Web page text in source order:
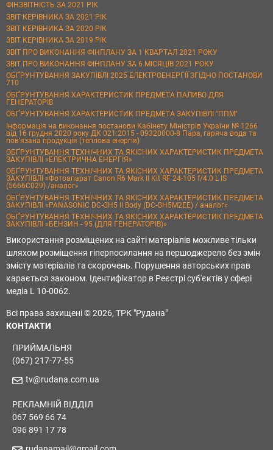
ФІНЗВІТНІСТЬ ЗА 2021 РІК
ЗВІТ КЕРІВНИКА ЗА 2021 РІК
ЗВІТ КЕРІВНИКА ЗА 2020 РІК
ЗВІТ КЕРІВНИКА ЗА 2019 РІК
ЗВІТ ПРО ВИКОНАННЯ ФІНПЛАНУ ЗА 1 КВАРТАЛ 2021 РОКУ
ЗВІТ ПРО ВИКОНАННЯ ФІНПЛАНУ ЗА 6 МІСЯЦІВ 2021 РОКУ
ОБҐРУНТУВАННЯ ЗАКУПІВЛІ 2025 ЕЛЕКТРОЕНЕРГІЇ ЗГІДНО ПОСТАНОВИ
710
ОБҐРУНТУВАННЯ ХАРАКТЕРИСТИК ПРЕДМЕТА ПАЛИВО ДЛЯ
ГЕНЕРАТОРІВ
ОБҐРУНТУВАННЯ ХАРАКТЕРИСТИК ПРЕДМЕТА ЗАКУПІВЛІ "ППМ"
Інформація на виконання постанови Кабінету Міністрів України № 1266
від 16 грудня 2020 року ДК 021:2015 - 09320000-8 Пара, гаряча вода та
пов’язана продукція (теплова енергія)
ОБҐРУНТУВАННЯ ТЕХНІЧНИХ ТА ЯКІСНИХ ХАРАКТЕРИСТИК ПРЕДМЕТА
ЗАКУПІВЛІ «ЕЛЕКТРИЧНА ЕНЕРГІЯ»
ОБҐРУНТУВАННЯ ТЕХНІЧНИХ ТА ЯКІСНИХ ХАРАКТЕРИСТИК ПРЕДМЕТА
ЗАКУПІВЛІ «Фотоапарат Canon R6 Mark II Kit RF 24-105 f/4.0 L IS
(5666C029) /аналог»
ОБҐРУНТУВАННЯ ТЕХНІЧНИХ ТА ЯКІСНИХ ХАРАКТЕРИСТИК ПРЕДМЕТА
ЗАКУПІВЛІ «PANASONIC DC-GH5 II Body (DC-GH5M2EE) / аналог»
ОБҐРУНТУВАННЯ ТЕХНІЧНИХ ТА ЯКІСНИХ ХАРАКТЕРИСТИК ПРЕДМЕТА
ЗАКУПІВЛІ «БЕНЗИН - 95 (ДЛЯ ГЕНЕРАТОРІВ)»
Використання розміщених на сайті матеріалів можливе тільки
шляхом розміщення гіперпосилання на першоджерело без змін
змісту матеріалів та скорочень. Порушення авторських прав
карається законом. Ідентифікатор в Реєстрі суб'єктів у сфері
медіа L 10-0062.
Всі права захищені © 2026, ТРК "Рудана"
КОНТАКТИ
ПРИЙМАЛЬНЯ
(067) 217-77-55
tv@rudana.com.ua
РЕКЛАМНІЙ ВІДДІЛ
067 569 66 74
096 891 17 78